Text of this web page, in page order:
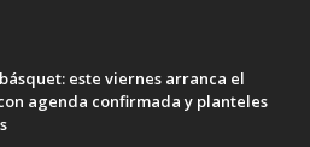
este viernes arranca el
agenda confirmada y planteles